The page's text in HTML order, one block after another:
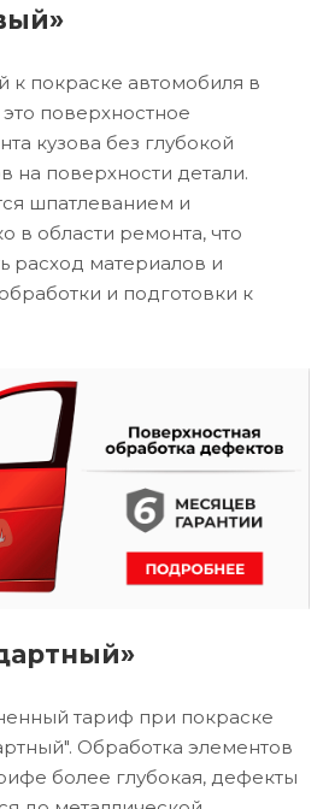
к покраске автомобиля в
поверхностное
кузова без глубокой
на поверхности детали.
шпатлеванием и
в области ремонта, что
расход материалов и
и подготовки к
тариф при покраске
Обработка элементов
более глубокая, дефекты